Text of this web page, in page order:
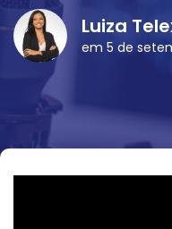
Luiza
em 5 de